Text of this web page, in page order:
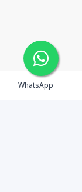
WhatsApp